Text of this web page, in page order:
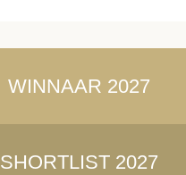
WINNAAR 2027
SHORTLIST 2027